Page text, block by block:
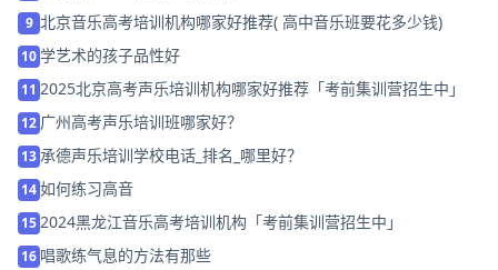
9 北京音乐高考培训机构哪家好推荐( 高中音乐班要花多少钱)
10学艺术的孩子品性好
11 2025北京高考声乐培训机构哪家好推荐「考前集训营招生中」
12 广州高考声乐培训班哪家好？
13 承德声乐培训学校电话_排名_哪里好？
14如何练习高音
15 2024黑龙江音乐高考培训机构「考前集训营招生中」
16 唱歌练气息的方法有那些